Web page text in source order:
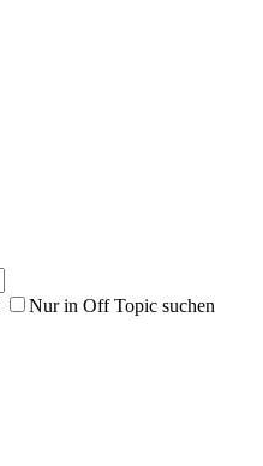
Nur in Off Topic suchen